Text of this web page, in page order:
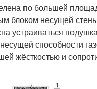
по большей
блоком несущей
устраиваться
способности
жёсткостью и